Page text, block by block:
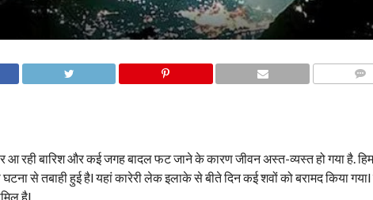
आ रही बारिश और कई जगह बादल फट जाने के कारण जीवन अस्त-व्यस्त हो गया है.
से तबाही हुई हैl यहां कारेरी लेक इलाके से बीते दिन कई शवों को बरामद किया
हैl